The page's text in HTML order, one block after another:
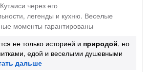
через его
легенды и кухню. Веселые
моменты гарантированы
не только историей и природой, но
едой и веселыми душевными